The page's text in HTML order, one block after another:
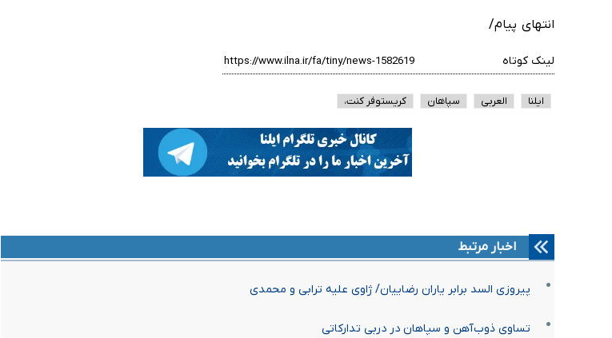
انتهای پیام/
لینک کوتاه
ایلنا العربی سپاهان کریستوفر کنت،
اخبار مرتبط
پیروزی السد برابر یاران رضاییان/ ژاوی علیه ترابی و محمدی
تساوی ذوب‌آهن و سپاهان در دربی تدارکاتی